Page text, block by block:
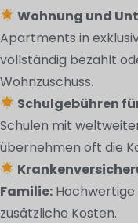
Wohnung und
Apartments in
vollständig bezahlt
Wohnzuschuss.
Schulgebühren
Schulen mit
übernehmen oft die
Familie: Hochwertige
zusätzliche Kosten.